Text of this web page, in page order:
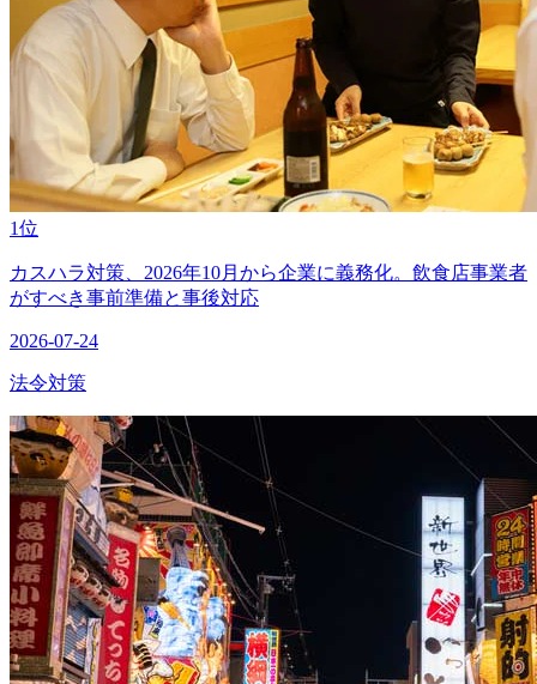
1位
カスハラ対策、2026年10月から企業に義務化。飲食店事業者
がすべき事前準備と事後対応
2026-07-24
法令対策